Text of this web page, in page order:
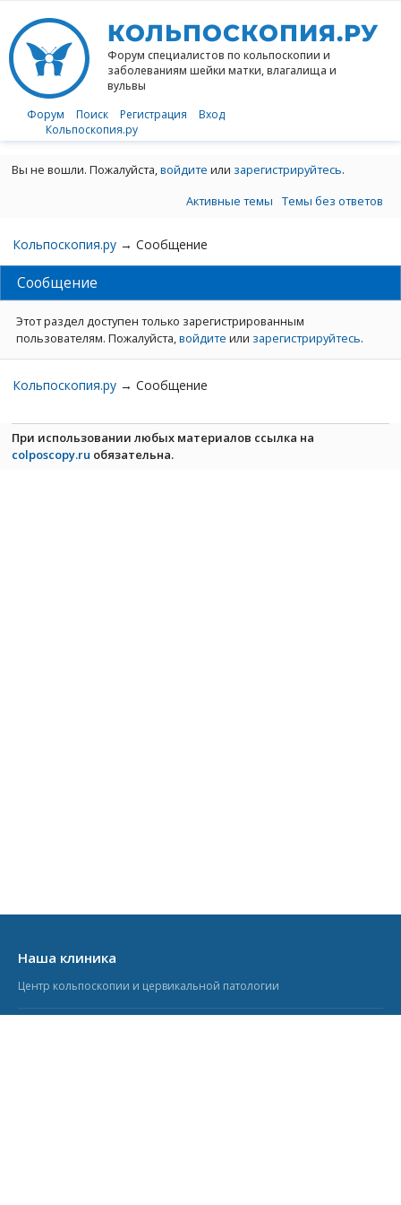
КОЛЬПОСКОПИЯ.РУ
Форум специалистов по кольпоскопии и
заболеваниям шейки матки, влагалища и
вульвы
Форум
Поиск Регистрация
Вход
Кольпоскопия.ру
Вы не вошли. Пожалуйста, войдите или зарегистрируйтесь.
Активные темы
Темы без ответов
Кольпоскопия.ру → Сообщение
Сообщение
Этот раздел доступен только зарегистрированным
пользователям. Пожалуйста,войдите или зарегистрируйтесь.
Кольпоскопия.ру → Сообщение
При использовании любых материалов ссылка на
colposcopy.ru обязательна.
Наша клиника
Центр кольпоскопии и цервикальной патологии